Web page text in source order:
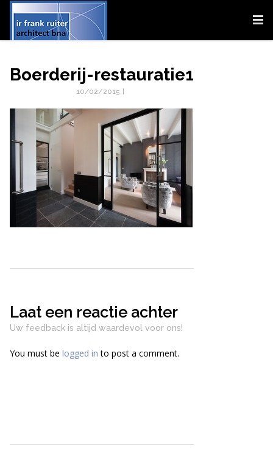
Boerderij-restauratie1
10/02/2015
Laat een reactie achter
Uw feedback is altijd waardevol voor ons!
You must be logged in to post a comment.